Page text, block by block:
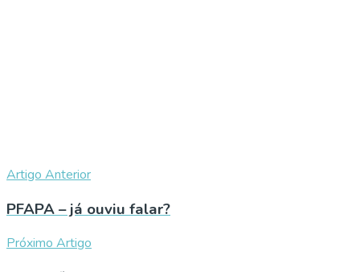
Artigo Anterior
PFAPA – já ouviu falar?
Próximo Artigo